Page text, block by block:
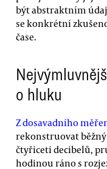
být abstraktním
se konkrétní
čase.
o hluku
Z dosavadního
rekonstruovat
čtyřiceti decibelů,
hodinou ráno s